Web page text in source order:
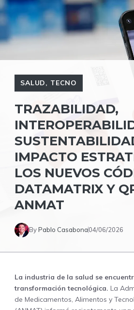
SALUD, TECNO
TRAZABILIDAD,
IMPACTO
LOS NUEVOS
DATAMATRIX Y
ANMAT
ByPablo Casabona04/06/2026
La industria de la salud se
transformación tecnológica. La
de Medicamentos, Alimentos y